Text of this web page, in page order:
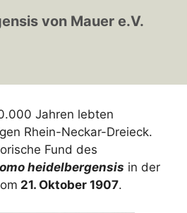
von Mauer e.V.
Jahren lebten
Rhein-Neckar-Dreieck.
Fund des
heidelbergensis in der
21. Oktober 1907.